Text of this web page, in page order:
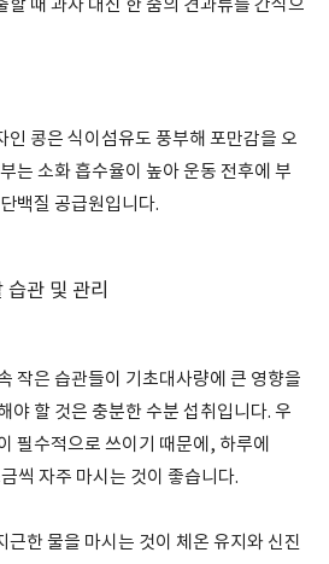
할 때 과자 대신 한 줌의 견과류를 간식으
인 콩은 식이섬유도 풍부해 포만감을 오
는 소화 흡수율이 높아 운동 전후에 부
백질 공급원입니다.
관 및 관리
작은 습관들이 기초대사량에 큰 영향을
야 할 것은 충분한 수분 섭취입니다. 우
필수적으로 쓰이기 때문에, 하루에
씩 자주 마시는 것이 좋습니다.
근한 물을 마시는 것이 체온 유지와 신진